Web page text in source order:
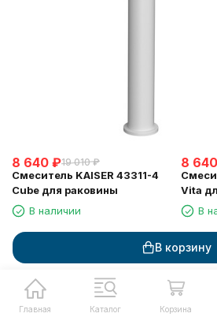
В корзину
8 640 ₽19 010 ₽
Смеситель KAISER 43311-4
Cube для раковины
В наличии
Купить в 1 клик
Запрос счета для юрлиц
8 640
Vita
В
Главная Каталог Корзина